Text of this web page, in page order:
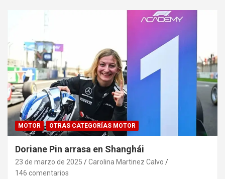
MOTOR OTRAS CATEGORÍAS MOTOR
Doriane Pin arrasa en Shanghái
23 de marzo de 2025
Carolina Martinez Calvo
146 comentarios